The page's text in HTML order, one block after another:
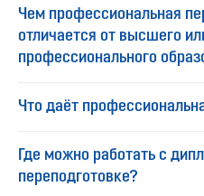
Чем профессиональная
отличается от высшего
профессионального
Что даёт
Где можно работать с
переподготовке?